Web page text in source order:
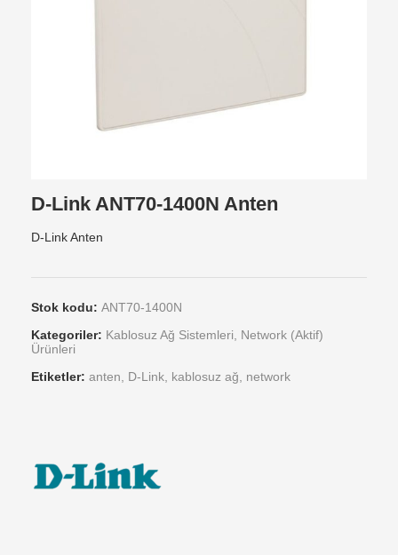
D-Link ANT70-1400N Anten
D-Link Anten
Stok kodu: ANT70-1400N
Kategoriler: Kablosuz Ağ Sistemleri
Network (Aktif)
Ürünleri
Etiketler: anten D-Link kablosuz ağ network